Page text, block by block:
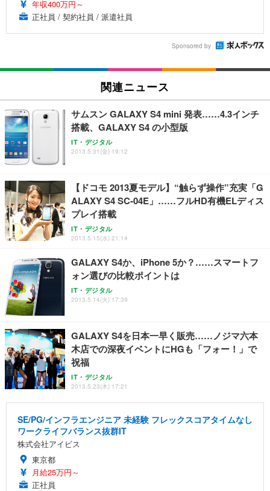
年収400万円～
正社員 / 契約社員 / 派遣社員
Sponsored by
関連ニュース
サムスン GALAXY S4 mini 発表……4.3インチ
搭載、GALAXY S4 の小型版
IT・デジタル
2013.5.31(金) 19:12
【ドコモ 2013夏モデル】“触らず操作”充実「G
ALAXY S4 SC-04E」……フルHD有機ELディス
プレイ搭載
IT・デジタル
2013.5.15(水) 21:14
GALAXY S4か、iPhone 5か？……スマートフ
ォン選びの比較ポイントは
IT・デジタル
2013.5.14(火) 17:39
GALAXY S4を日本一早く販売……ノジマ六本
木店での深夜イベントにHGも「フォー！」で
祝福
IT・デジタル
2013.5.23(木) 17:21
SE/PG/インフラエンジニア 未経験 フレックスコアタイムなし
ワークライフバランス抜群IT
株式会社アイビス
東京都
月給25万円～
正社員